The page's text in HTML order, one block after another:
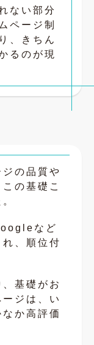
ない部分
ページ制
、きちん
るのが現
の品質や
の基礎こ
など
、順位付
基礎がお
ジは、い
か高評価